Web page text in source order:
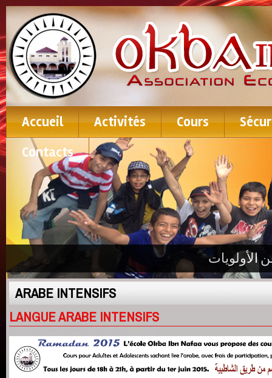
Accueil Activités Cours
Contacts
الأولويات
ARABE INTENSIFS
LANGUE ARABE INTENSIFS